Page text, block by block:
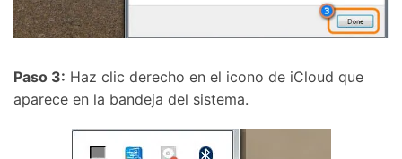
Paso 3: Haz clic derecho en el icono de iCloud que
aparece en la bandeja del sistema.